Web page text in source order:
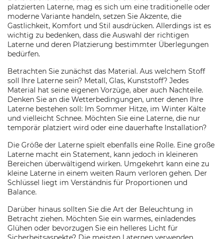
platzierten Laterne, mag es sich um eine traditionelle oder
moderne Variante handeln, setzen Sie Akzente, die
Gastlichkeit, Komfort und Stil ausdrücken. Allerdings ist es
wichtig zu bedenken, dass die Auswahl der richtigen
Laterne und deren Platzierung bestimmter Überlegungen
bedürfen.
Betrachten Sie zunächst das Material. Aus welchem Stoff
soll Ihre Laterne sein? Metall, Glas, Kunststoff? Jedes
Material hat seine eigenen Vorzüge, aber auch Nachteile.
Denken Sie an die Wetterbedingungen, unter denen Ihre
Laterne bestehen soll: Im Sommer Hitze, im Winter Kälte
und vielleicht Schnee. Möchten Sie eine Laterne, die nur
temporär platziert wird oder eine dauerhafte Installation?
Die Größe der Laterne spielt ebenfalls eine Rolle. Eine große
Laterne macht ein Statement, kann jedoch in kleineren
Bereichen überwältigend wirken. Umgekehrt kann eine zu
kleine Laterne in einem weiten Raum verloren gehen. Der
Schlüssel liegt im Verständnis für Proportionen und
Balance.
Darüber hinaus sollten Sie die Art der Beleuchtung in
Betracht ziehen. Möchten Sie ein warmes, einladendes
Glühen oder bevorzugen Sie ein helleres Licht für